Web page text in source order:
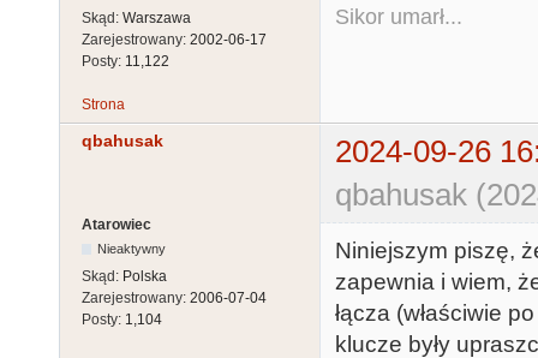
Skąd: Warszawa
Zarejestrowany: 2002-06-17
Posty: 11,122
Sikor umarł...
Strona
qbahusak
2024-09-26
qbahusak
Atarowiec
Nieaktywny
Skąd: Polska
Zarejestrowany: 2006-07-04
Posty: 1,104
Niniejszym piszę,
zapewnia i wiem,
łącza (właściwie
klucze były